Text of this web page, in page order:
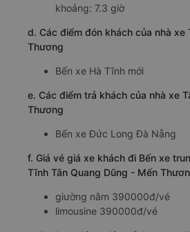
khoảng: 7.3 giờ
d. Các điểm đón khách của nhà xe
Thương
Bến xe Hà Tĩnh mới
e. Các điểm trả khách của nhà xe
Thương
Bến xe Đức Long Đà Nẵng
f. Giá vé giá xe khách đi Bến xe
Tĩnh Tân Quang Dũng - Mến
giường nằm 390000đ/vé
limousine 390000đ/vé